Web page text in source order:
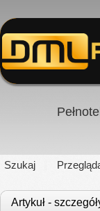
Szukaj
Artykuł -